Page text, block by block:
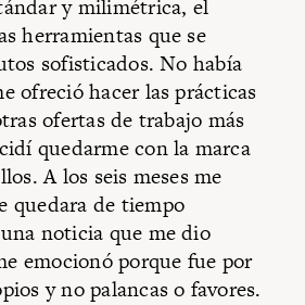
y milimétrica, el
herramientas que se
sofisticados. No había
ofreció hacer las prácticas
ofertas de trabajo más
quedarme con la marca
A los seis meses me
quedara de tiempo
noticia que me dio
emocionó porque fue por
y no palancas o favores.